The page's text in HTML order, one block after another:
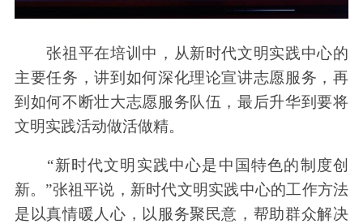
张祖平在培训中，从新时代文明实践中心的
主要任务，讲到如何深化理论宣讲志愿服务，再
到如何不断壮大志愿服务队伍，最后升华到要将
文明实践活动做活做精。
“新时代文明实践中心是中国特色的制度创
新。”张祖平说，新时代文明实践中心的工作方法
是以真情暖人心，以服务聚民意，帮助群众解决